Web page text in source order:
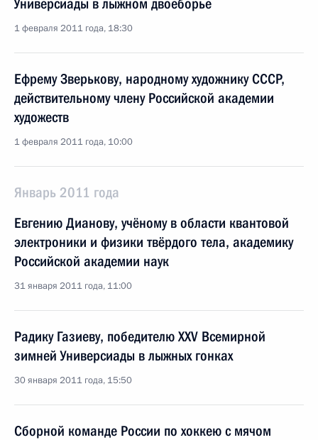
Универсиады в лыжном двоеборье
1 февраля 2011 года, 18:30
Ефрему Зверькову, народному художнику СССР,
действительному члену Российской академии
художеств
1 февраля 2011 года, 10:00
Январь 2011 года
Евгению Дианову, учёному в области квантовой
электроники и физики твёрдого тела, академику
Российской академии наук
31 января 2011 года, 11:00
Радику Газиеву, победителю XXV Всемирной
зимней Универсиады в лыжных гонках
30 января 2011 года, 15:50
Сборной команде России по хоккею с мячом